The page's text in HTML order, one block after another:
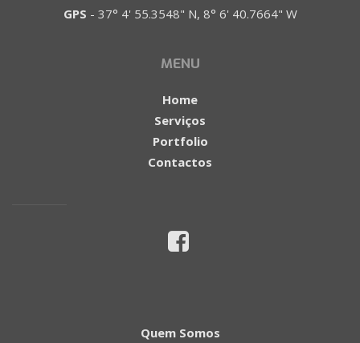
GPS - 37° 4' 55.3548" N, 8° 6' 40.7664" W
MENU
Home
Serviços
Portfolio
Contactos
Quem Somos